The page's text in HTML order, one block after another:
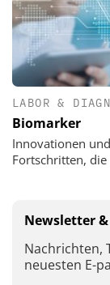
LABOR &
Biomarker
Innovationen
Fortschritten,
Newsletter &
Nachrichten,
neuesten E-